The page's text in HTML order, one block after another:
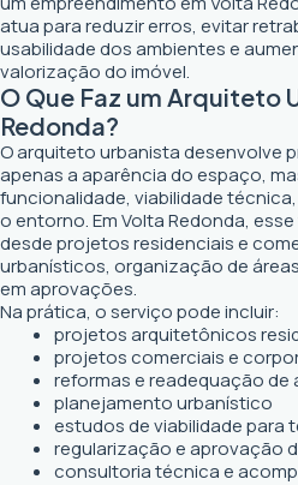
atua para reduzir erros, evitar
usabilidade dos ambientes e
valorização do imóvel.
O Que Faz um Arquiteto
Redonda?
O arquiteto urbanista desenvolve
apenas a aparência do espaço,
funcionalidade, viabilidade
o entorno. Em Volta Redonda,
desde projetos residenciais e
urbanísticos, organização de
em aprovações.
Na prática, o serviço pode incluir:
projetos arquitetônicos
projetos comerciais e
reformas e readequação de
planejamento urbanístico
estudos de viabilidade para
regularização e aprovação
consultoria técnica e